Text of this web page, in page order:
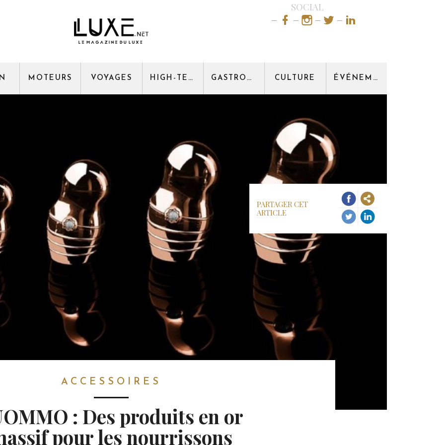
SOCIAL
MOTEURS VOYAGES HIGH-TECH GASTRONOMIE CULTURE ÉVÉNEMENT
PARTAGER CET
ARTICLE
ACCESSOIRES
: Des produits en or
pour les nourrissons